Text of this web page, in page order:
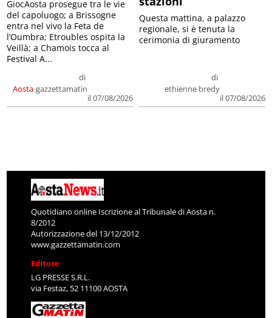
Aosta
di
gazzettamatin
il 07/08/2026
GiocAosta prosegue tra le vie
del capoluogo; a Brissogne
entra nel vivo la Feta de
l’Oumbra; Etroubles ospita la
Veillà; a Chamois tocca al
Festival A...
di
ethienne bredy
il 07/08/2026
Questa mattina, a palazzo
regionale, si è tenuta la
cerimonia di giuramento
Quotidiano online Iscrizione al Tribunale di Aosta n.
8/2012
Autorizzazione del 13/12/2012
www.gazzettamatin.com
Editore
LG PRESSE S.R.L.
via Festaz, 52 11100 AOSTA